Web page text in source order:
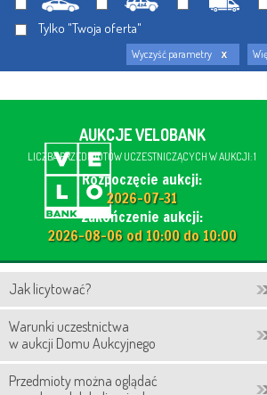
Tylko "Twoja oferta"
Wyczyść parametry
AUKCJE VELOBANK
LICZBA PRZEDMIOTÓW UCZESTNICZĄCYCH W AUKCJI: 1
Rozpoczęcie aukcji:
2026-07-31
Zakończenie aukcji:
2026-08-06 od 10:00 do 10:00
Jak licytować?
Warunki uczestnictwa
w aukcji Domu Aukcyjnego
Przedmioty można oglądać